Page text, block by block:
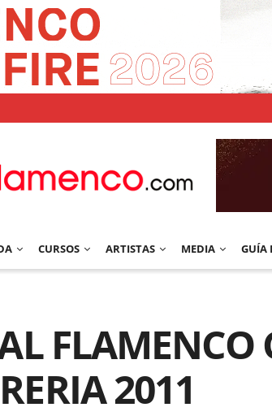
CURSOS ARTISTAS MEDIA GUÍA
FLAMENCO
2011